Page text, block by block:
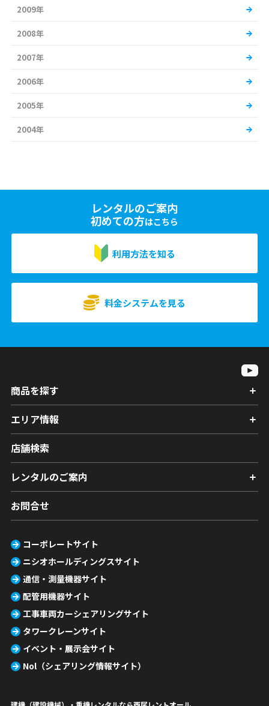
2009年
2008年
2007年
2006年
2005年
2004年
レンタルのご案内
初めての方はこちら
利用方法を知る
料金システムを見る
商品を探す
エリア情報
店舗検索
レンタルのご案内
お問合せ
コーポレートサイト
ニシオホールディングスサイト
通信・測量機器サイト
配管用機器サイト
工事車両カーシェアリングサイト
タワークレーンサイト
イベント・展示会サイト
Nol（シェアリング情報サイト）